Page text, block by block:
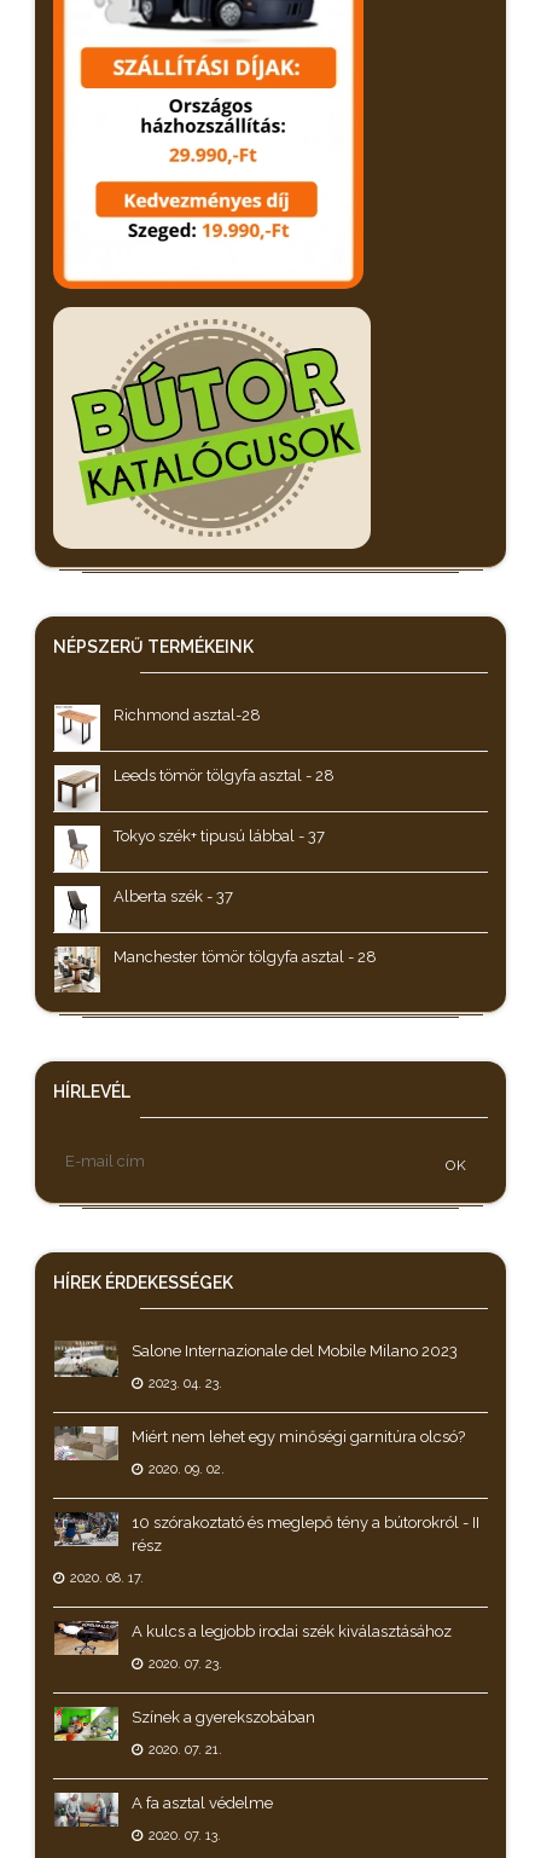
NÉPSZERŰ TERMÉKEINK
Richmond asztal-28
Leeds tömör tölgyfa asztal - 28
Tokyo szék+ tipusú lábbal - 37
Alberta szék - 37
Manchester tömör tölgyfa asztal - 28
HÍRLEVÉL
OK
HÍREK ÉRDEKESSÉGEK
Salone Internazionale del Mobile Milano 2023
2023. 04. 23.
Miért nem lehet egy minőségi garnitúra olcsó?
2020. 09. 02.
10 szórakoztató és meglepő tény a bútorokról - II
rész
2020. 08. 17.
A kulcs a legjobb irodai szék kiválasztásához
2020. 07. 23.
Színek a gyerekszobában
2020. 07. 21.
A fa asztal védelme
2020. 07. 13.